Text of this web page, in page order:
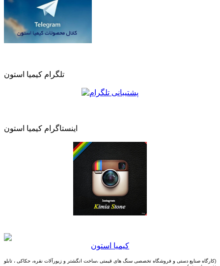
تلگرام کیمیا استون
اینستاگرام کیمیا استون
كيميا استون
(کارگاه صنایع دستی و فروشگاه تخصصی سنگ های قیمتی ،ساخت انگشتر و زیورآلات نقره، حکاکی ، تابلو